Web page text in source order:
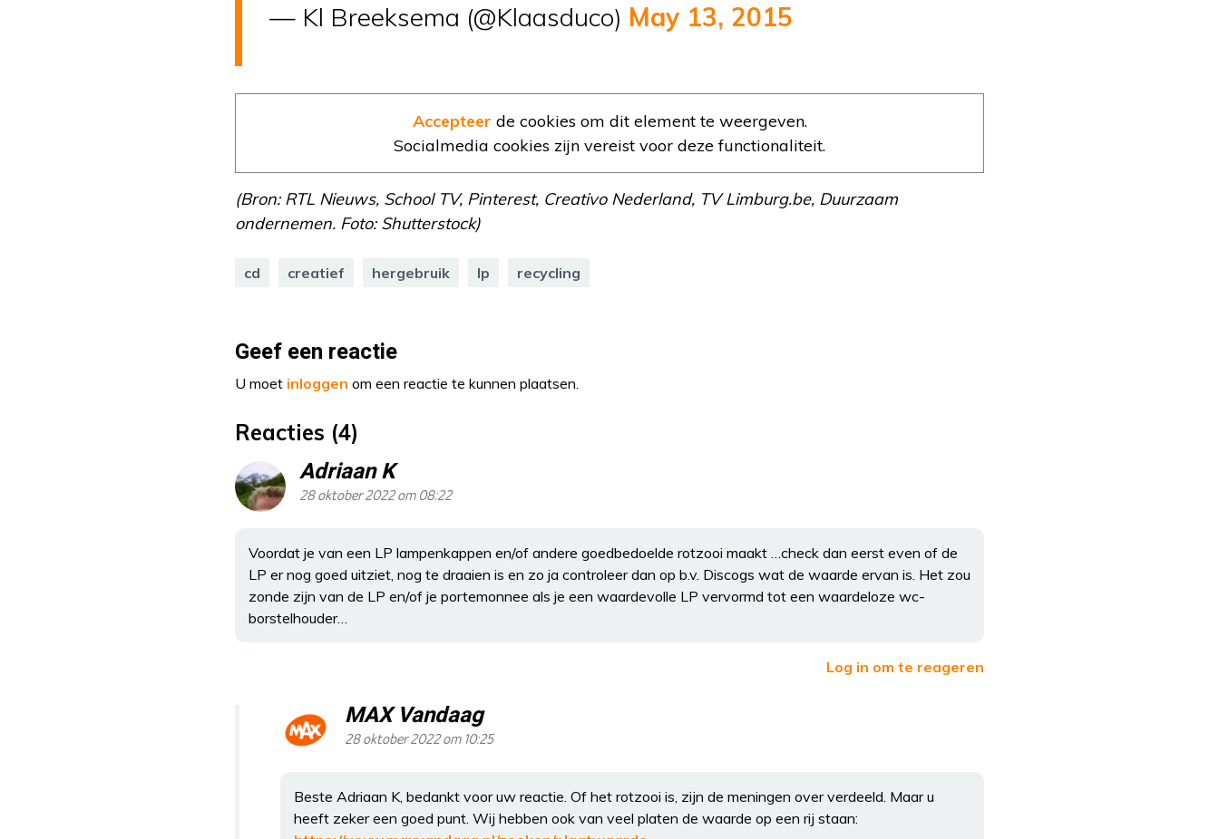
— Kl Breeksema (@Klaasduco) May 13, 2015
Accepteer de cookies om dit element te weergeven.
Socialmedia cookies zijn vereist voor deze functionaliteit.
(Bron: RTL Nieuws, School TV, Pinterest, Creativo Nederland, TV Limburg.be, Duurzaam
ondernemen. Foto: Shutterstock)
cd creatief hergebruik lp recycling
Geef een reactie
U moet inloggen om een reactie te kunnen plaatsen.
Reacties (4)
Adriaan K
28 oktober 2022 om 08:22
Voordat je van een LP lampenkappen en/of andere goedbedoelde rotzooi maakt …check dan eerst even of de
LP er nog goed uitziet, nog te draaien is en zo ja controleer dan op b.v. Discogs wat de waarde ervan is. Het zou
zonde zijn van de LP en/of je portemonnee als je een waardevolle LP vervormd tot een waardeloze wc-
borstelhouder…
Log in om te reageren
MAX Vandaag
28 oktober 2022 om 10:25
Beste Adriaan K, bedankt voor uw reactie. Of het rotzooi is, zijn de meningen over verdeeld. Maar u
heeft zeker een goed punt. Wij hebben ook van veel platen de waarde op een rij staan: